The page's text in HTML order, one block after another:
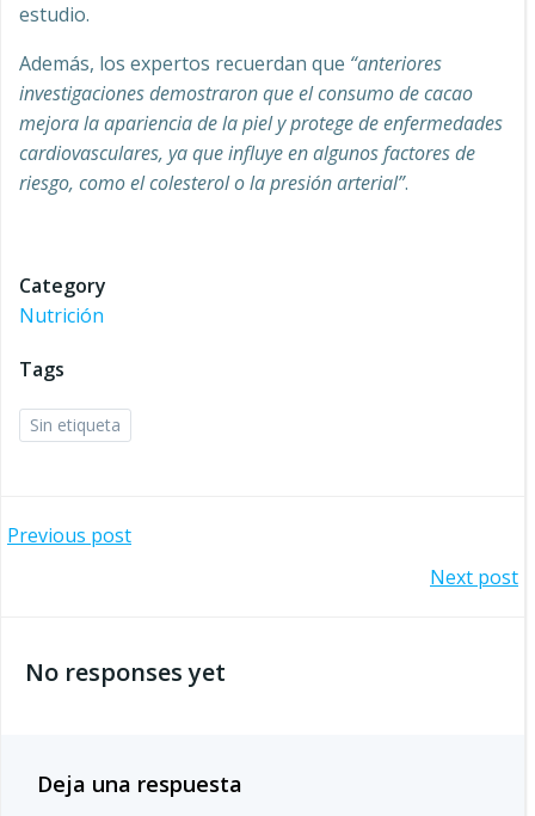
estudio.
Además, los expertos recuerdan que “anteriores
investigaciones demostraron que el consumo de cacao
mejora la apariencia de la piel y protege de enfermedades
cardiovasculares, ya que influye en algunos factores de
riesgo, como el colesterol o la presión arterial”.
Category
Nutrición
Tags
Sin etiqueta
Navegación
las
Previous post
por
las
entradas
Next post
No responses yet
Deja una respuesta